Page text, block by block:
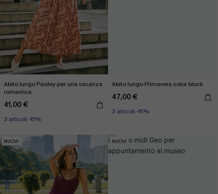
Abito lungo Paisley per una vacanza
romantica
41,00 €
3 articoli -15%
Abito lungo Primavera color block
47,00 €
3 articoli -15%
NUOVI NUOVI